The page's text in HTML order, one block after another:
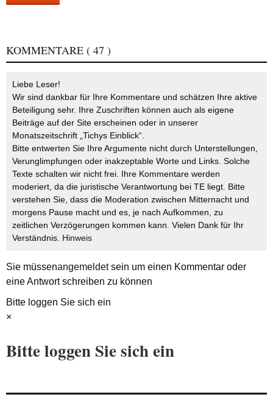
KOMMENTARE ( 47 )
Liebe Leser!
Wir sind dankbar für Ihre Kommentare und schätzen Ihre aktive
Beteiligung sehr. Ihre Zuschriften können auch als eigene
Beiträge auf der Site erscheinen oder in unserer
Monatszeitschrift „Tichys Einblick“.
Bitte entwerten Sie Ihre Argumente nicht durch Unterstellungen,
Verunglimpfungen oder inakzeptable Worte und Links. Solche
Texte schalten wir nicht frei. Ihre Kommentare werden
moderiert, da die juristische Verantwortung bei TE liegt. Bitte
verstehen Sie, dass die Moderation zwischen Mitternacht und
morgens Pause macht und es, je nach Aufkommen, zu
zeitlichen Verzögerungen kommen kann. Vielen Dank für Ihr
Verständnis. Hinweis
Sie müssenangemeldetsein um einen Kommentar oder
eine Antwort schreiben zu können
Bitte loggen Sie sich ein
×
Bitte loggen Sie sich ein